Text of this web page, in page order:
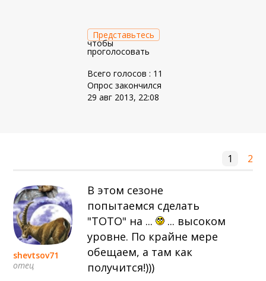
Представьтесь
чтобы
проголосовать
Всего голосов : 11
Опрос закончился
29 авг 2013, 22:08
1 2
shevtsov71
отец
В этом сезоне
попытаемся сделать
"ТОТО" на ...
... высоком
уровне. По крайне мере
обещаем, а там как
получится!)))